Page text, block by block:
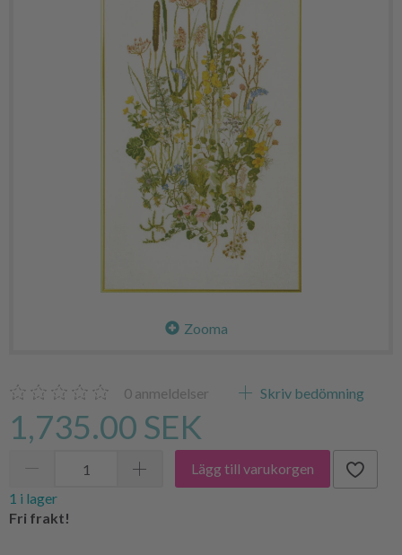
Zooma
0 anmeldelser Skriv bedömning
1,735.00 SEK
Lägg till varukorgen
1 i lager
Fri frakt!